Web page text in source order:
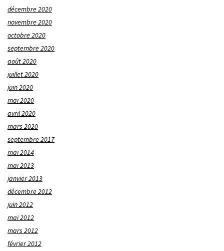
décembre 2020
novembre 2020
octobre 2020
septembre 2020
août 2020
juillet 2020
juin 2020
mai 2020
avril 2020
mars 2020
septembre 2017
mai 2014
mai 2013
janvier 2013
décembre 2012
juin 2012
mai 2012
mars 2012
février 2012